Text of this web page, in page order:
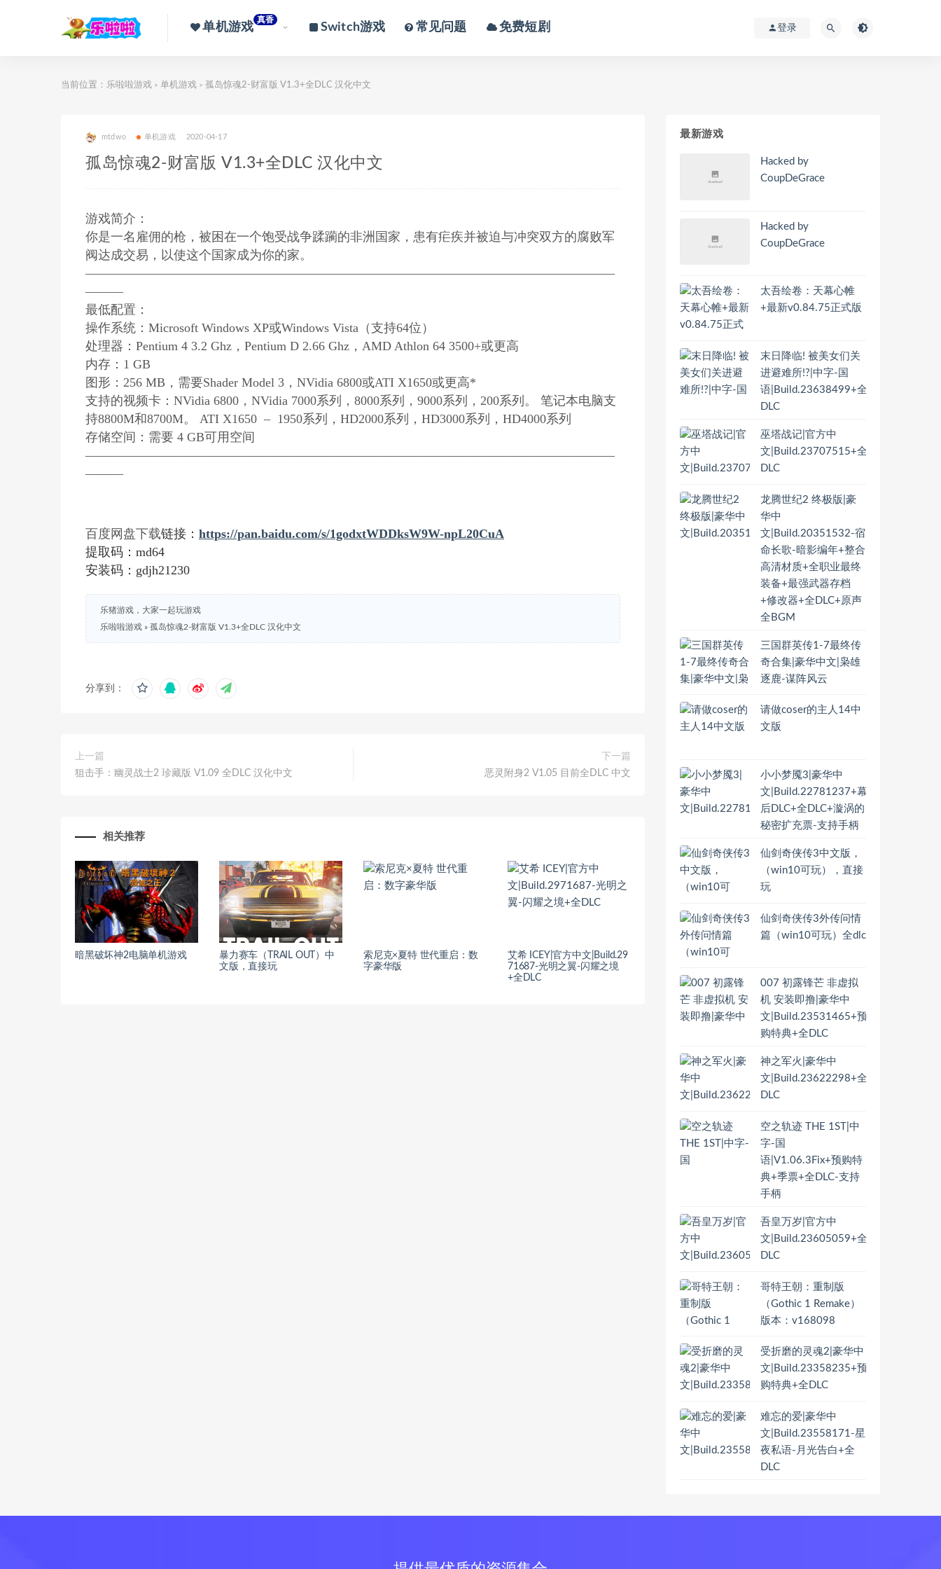
单机游戏
真香
Switch游戏 常见问题 免费短剧 登录
当前位置： 乐啦啦游戏 > 单机游戏 > 孤岛惊魂2-财富版 V1.3+全DLC 汉化中文
mtdwo 单机游戏 2020-04-17
孤岛惊魂2-财富版 V1.3+全DLC 汉化中文
游戏简介：
你是一名雇佣的枪，被困在一个饱受战争蹂躏的非洲国家，患有疟疾并被迫与冲突双方的腐败军
阀达成交易，以使这个国家成为你的家。
——————————————————————————————————————————
———
最低配置：
操作系统：Microsoft Windows XP或Windows Vista（支持64位）
处理器：Pentium 4 3.2 Ghz，Pentium D 2.66 Ghz，AMD Athlon 64 3500+或更高
内存：1 GB
图形：256 MB，需要Shader Model 3，NVidia 6800或ATI X1650或更高*
支持的视频卡：NVidia 6800，NVidia 7000系列，8000系列，9000系列，200系列。 笔记本电脑支
持8800M和8700M。 ATI X1650 – 1950系列，HD2000系列，HD3000系列，HD4000系列
存储空间：需要 4 GB可用空间
——————————————————————————————————————————
———
百度网盘下载链接： https://pan.baidu.com/s/1godxtWDDksW9W-npL20CuA
提取码：md64
安装码：gdjh21230
乐猪游戏，大家一起玩游戏
乐啦啦游戏 » 孤岛惊魂2-财富版 V1.3+全DLC 汉化中文
分享到：
上一篇
狙击手：幽灵战士2 珍藏版 V1.09 全DLC 汉化中文
下一篇
恶灵附身2 V1.05 目前全DLC 中文
相关推荐
暗黑破坏神2电脑单机游戏
暴力赛车（TRAIL OUT）中
文版，直接玩
索尼克×夏特 世代重启：数
字豪华版
艾希 ICEY|官方中文|Build.29
71687-光明之翼-闪耀之境
+全DLC
最新游戏
Hacked by
CoupDeGrace
Hacked by
CoupDeGrace
太吾绘卷：天幕心帷
+最新v0.84.75正式版
末日降临! 被美女们关
进避难所!?|中字-国
语|Build.23638499+全
DLC
巫塔战记|官方中
文|Build.23707515+全
DLC
龙腾世纪2 终极版|豪
华中
文|Build.20351532-宿
命长歌-暗影编年+整合
高清材质+全职业最终
装备+最强武器存档
+修改器+全DLC+原声
全BGM
三国群英传1-7最终传
奇合集|豪华中文|枭雄
逐鹿-谋阵风云
请做coser的主人14中
文版
小小梦魇3|豪华中
文|Build.22781237+幕
后DLC+全DLC+漩涡的
秘密扩充票-支持手柄
仙剑奇侠传3中文版，
（win10可玩），直接
玩
仙剑奇侠传3外传问情
篇（win10可玩）全dlc
007 初露锋芒 非虚拟
机 安装即撸|豪华中
文|Build.23531465+预
购特典+全DLC
神之军火|豪华中
文|Build.23622298+全
DLC
空之轨迹 THE 1ST|中
字-国
语|V1.06.3Fix+预购特
典+季票+全DLC-支持
手柄
吾皇万岁|官方中
文|Build.23605059+全
DLC
哥特王朝：重制版
（Gothic 1 Remake）
版本：v168098
受折磨的灵魂2|豪华中
文|Build.23358235+预
购特典+全DLC
难忘的爱|豪华中
文|Build.23558171-星
夜私语-月光告白+全
DLC